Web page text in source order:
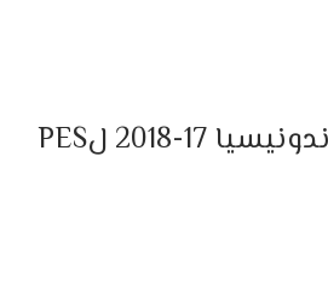
احدث باك اوجه اندونيسيا 17-2018 لPES